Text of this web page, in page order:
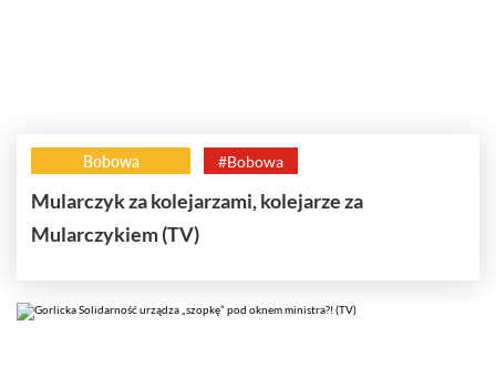
Bobowa #Bobowa
Mularczyk za kolejarzami, kolejarze za
Mularczykiem (TV)